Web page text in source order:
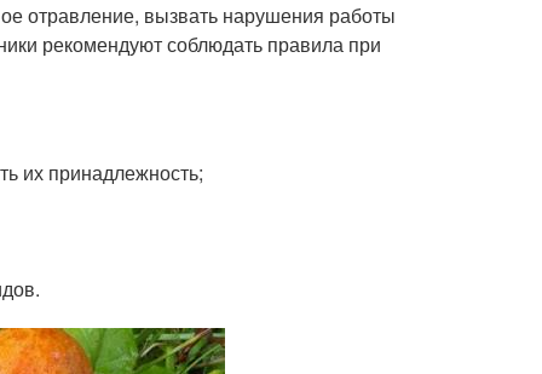
отравление, вызвать нарушения работы
рекомендуют соблюдать правила при
их принадлежность;